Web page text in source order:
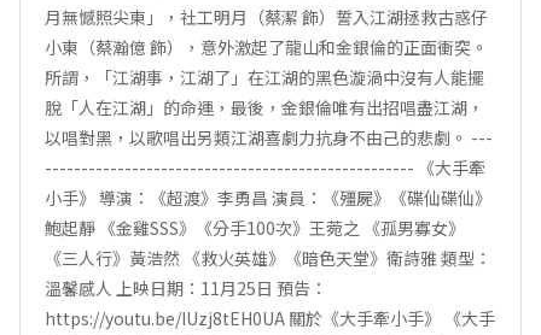
月無憾照尖東」，社工明月（蔡潔 飾）誓入江湖拯救古惑仔
小東（蔡瀚億 飾），意外激起了龍山和金銀倫的正面衝突。
所謂，「江湖事，江湖了」在江湖的黑色漩渦中沒有人能擺
脫「人在江湖」的命運，最後，金銀倫唯有出招唱盡江湖，
以唱對黑，以歌唱出另類江湖喜劇力抗身不由己的悲劇。 ---
--------------------------------------------------- 《大手牽
小手》 導演：《超渡》李勇昌 演員：《殭屍》《碟仙碟仙》
鮑起靜 《金雞SSS》《分手100次》王菀之 《孤男寡女》
《三人行》黃浩然 《救火英雄》《暗色天堂》衛詩雅 類型：
溫馨感人 上映日期：11月25日 預告：
https://youtu.be/IUzj8tEH0UA 關於《大手牽小手》 《大手